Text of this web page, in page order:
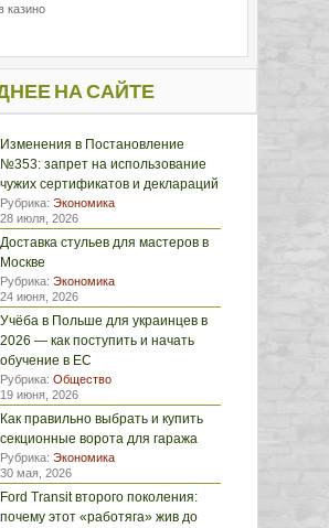
казино
НА САЙТЕ
Изменения в Постановление
№353: запрет на использование
чужих сертификатов и деклараций
Рубрика: Экономика
28 июля, 2026
Доставка стульев для мастеров в
Москве
Рубрика: Экономика
24 июня, 2026
Учёба в Польше для украинцев в
2026 — как поступить и начать
обучение в ЕС
Рубрика: Общество
19 июня, 2026
Как правильно выбрать и купить
секционные ворота для гаража
Рубрика: Экономика
30 мая, 2026
Ford Transit второго поколения:
почему этот «работяга» жив до